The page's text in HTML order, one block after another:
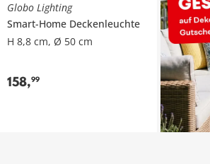
Globo Lighting
Smart-Home Deckenleuchte
H 8,8 cm, Ø 50 cm
158,99